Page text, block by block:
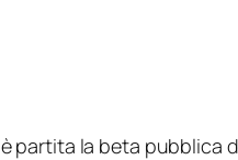
partita la beta pubblica